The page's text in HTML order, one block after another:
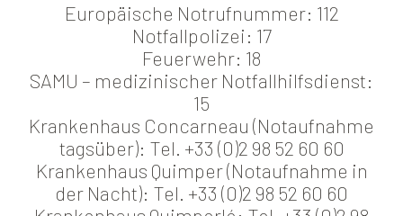
Europäische Notrufnummer: 112
Notfallpolizei: 17
Feuerwehr: 18
SAMU – medizinischer Notfallhilfsdienst:
15
Krankenhaus Concarneau (Notaufnahme
tagsüber): Tel. +33 (0)2 98 52 60 60
Krankenhaus Quimper (Notaufnahme in
der Nacht): Tel. +33 (0)2 98 52 60 60